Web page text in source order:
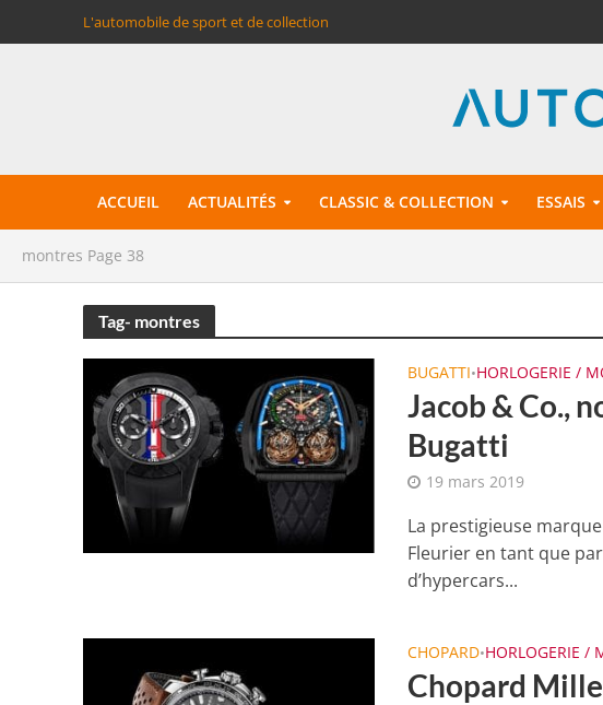
L'automobile de sport et de collection
ACCUEIL ACTUALITÉS CLASSIC & COLLECTION ESSAIS
montres Page 38
Tag- montres
BUGATTI•HORLOGERIE /
Jacob & Co.,
Bugatti
19 mars 2019
La prestigieuse
Fleurier en tant que
d’hypercars...
CHOPARD•HORLOGERIE /
Chopard